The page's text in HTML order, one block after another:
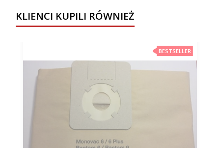
KLIENCI KUPILI RÓWNIEŻ
BESTSELLER